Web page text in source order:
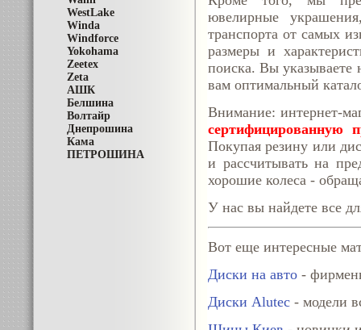
WestLake
Winda
Windforce
Yokohama
Zeetex
Zeta
АШК
Белшина
Волтайр
Днепрошина
Кама
ПЕТРОШИНА
ювелирные украшения
транспорта от самых
размеры и
поиска. Вы указываете
вам оптимальный
Внимание: интернет-
сертифицированную
Покупая резину или
и рассчитывать на
хорошие колеса -
У нас вы найдете все
Вот еще интересные
Диски на авто -
Диски Alutec - модели